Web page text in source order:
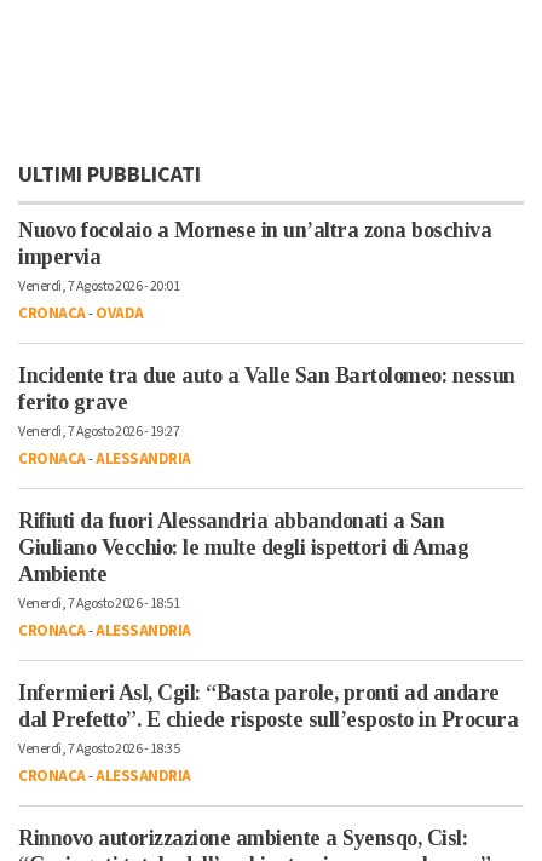
ULTIMI PUBBLICATI
Nuovo focolaio a Mornese in un’altra zona boschiva
impervia
Venerdì, 7 Agosto 2026 - 20:01
CRONACA-OVADA
Incidente tra due auto a Valle San Bartolomeo: nessun
ferito grave
Venerdì, 7 Agosto 2026 - 19:27
CRONACA-ALESSANDRIA
Rifiuti da fuori Alessandria abbandonati a San
Giuliano Vecchio: le multe degli ispettori di Amag
Ambiente
Venerdì, 7 Agosto 2026 - 18:51
CRONACA-ALESSANDRIA
Infermieri Asl, Cgil: “Basta parole, pronti ad andare
dal Prefetto”. E chiede risposte sull’esposto in Procura
Venerdì, 7 Agosto 2026 - 18:35
CRONACA-ALESSANDRIA
Rinnovo autorizzazione ambiente a Syensqo, Cisl: